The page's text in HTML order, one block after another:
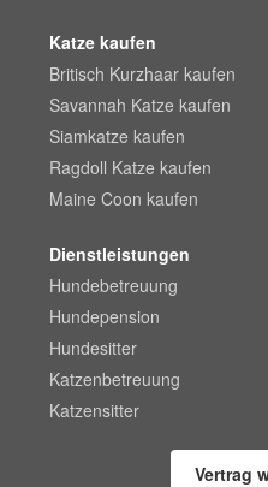
Katze kaufen
Britisch Kurzhaar kaufen
Savannah Katze kaufen
Siamkatze kaufen
Ragdoll Katze kaufen
Maine Coon kaufen
Dienstleistungen
Hundebetreuung
Hundepension
Hundesitter
Katzenbetreuung
Katzensitter
Vertrag